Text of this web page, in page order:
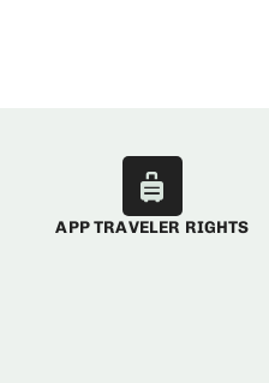
APP TRAVELER RIGHTS